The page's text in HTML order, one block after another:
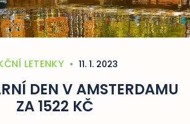
LETENKY 11. 1. 2023
DEN V AMSTERDAMU
ZA 1522 KČ